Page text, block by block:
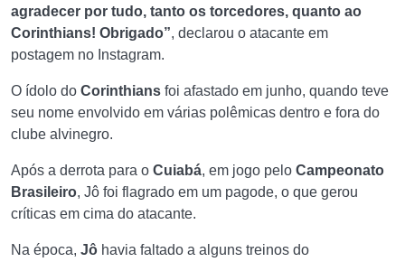
agradecer por tudo, tanto os torcedores, quanto ao
Corinthians! Obrigado”, declarou o atacante em
postagem no Instagram.
O ídolo do Corinthians foi afastado em junho, quando teve
seu nome envolvido em várias polêmicas dentro e fora do
clube alvinegro.
Após a derrota para o Cuiabá, em jogo pelo Campeonato
Brasileiro, Jô foi flagrado em um pagode, o que gerou
críticas em cima do atacante.
Na época, Jô havia faltado a alguns treinos do